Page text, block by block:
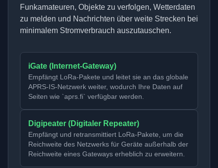
Funkamateuren, Objekte zu verfolgen, Wetterdaten
zu melden und Nachrichten über weite Strecken bei
minimalem Stromverbrauch auszutauschen.
iGate (Internet-Gateway)
Empfängt LoRa-Pakete und leitet sie an das globale
APRS-IS-Netzwerk weiter, wodurch Ihre Daten auf
Seiten wie `aprs.fi` verfügbar werden.
Digipeater (Digitaler Repeater)
Empfängt und retransmittiert LoRa-Pakete, um die
Reichweite des Netzwerks für Geräte außerhalb der
Reichweite eines Gateways erheblich zu erweitern.